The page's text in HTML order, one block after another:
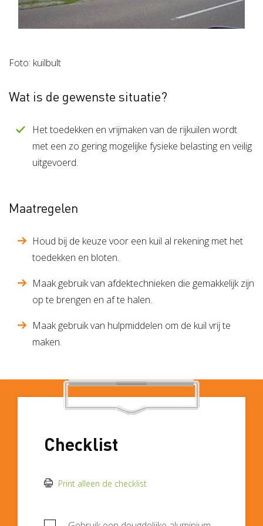
Foto: kuilbult
Wat is de gewenste situatie?
Het toedekken en vrijmaken van de rijkuilen wordt
met een zo gering mogelijke fysieke belasting en veilig
uitgevoerd.
Maatregelen
Houd bij de keuze voor een kuil al rekening met het
toedekken en bloten.
Maak gebruik van afdektechnieken die gemakkelijk zijn
op te brengen en af te halen.
Maak gebruik van hulpmiddelen om de kuil vrij te
maken.
Checklist
Print alleen de checklist